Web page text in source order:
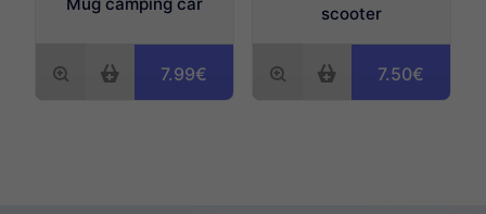
7.99€
scooter
7.50€